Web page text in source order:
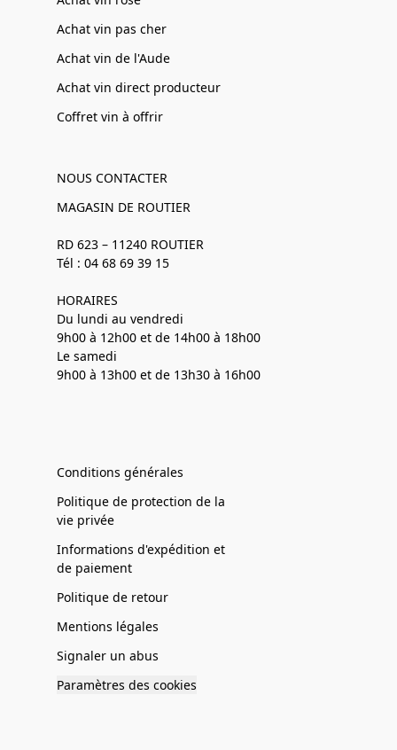
Achat vin pas cher
Achat vin de l'Aude
Achat vin direct producteur
Coffret vin à offrir
NOUS CONTACTER
MAGASIN DE ROUTIER
RD 623 – 11240 ROUTIER
Tél : 04 68 69 39 15
HORAIRES
Du lundi au vendredi
9h00 à 12h00 et de 14h00 à 18h00
Le samedi
9h00 à 13h00 et de 13h30 à 16h00
Conditions générales
Politique de protection de la
vie privée
Informations d'expédition et
de paiement
Politique de retour
Mentions légales
Signaler un abus
Paramètres des cookies